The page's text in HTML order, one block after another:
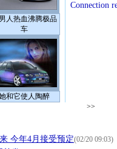
人热血沸腾极品
车
和它使人陶醉
Connection
>>
今年4月接受预定(02/20 09:03)